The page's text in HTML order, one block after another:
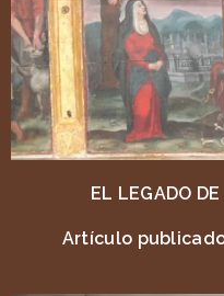
EL LEGADO
Artículo